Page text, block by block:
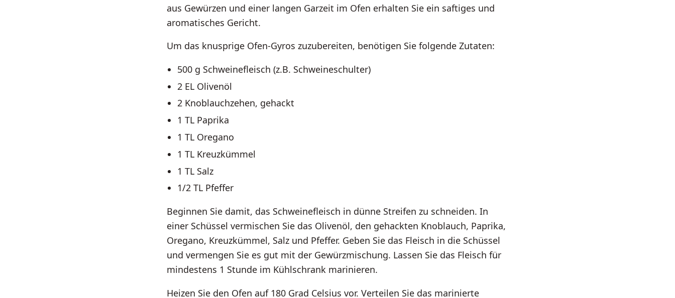
aus Gewürzen und einer langen Garzeit im Ofen erhalten Sie ein saftiges und
aromatisches Gericht.
Um das knusprige Ofen-Gyros zuzubereiten, benötigen Sie folgende Zutaten:
500 g Schweinefleisch (z.B. Schweineschulter)
2 EL Olivenöl
2 Knoblauchzehen, gehackt
1 TL Paprika
1 TL Oregano
1 TL Kreuzkümmel
1 TL Salz
1/2 TL Pfeffer
Beginnen Sie damit, das Schweinefleisch in dünne Streifen zu schneiden. In
einer Schüssel vermischen Sie das Olivenöl, den gehackten Knoblauch, Paprika,
Oregano, Kreuzkümmel, Salz und Pfeffer. Geben Sie das Fleisch in die Schüssel
und vermengen Sie es gut mit der Gewürzmischung. Lassen Sie das Fleisch für
mindestens 1 Stunde im Kühlschrank marinieren.
Heizen Sie den Ofen auf 180 Grad Celsius vor. Verteilen Sie das marinierte